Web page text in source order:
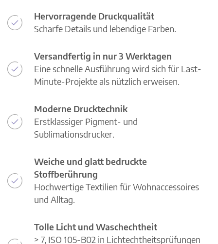
Hervorragende Druckqualität
Scharfe Details und lebendige Farben.
Versandfertig in nur 3 Werktagen
Eine schnelle Ausführung wird sich für Last-
Minute-Projekte als nützlich erweisen.
Moderne Drucktechnik
Erstklassiger Pigment- und
Sublimationsdrucker.
Weiche und glatt bedruckte
Stoffberührung
Hochwertige Textilien für Wohnaccessoires
und Alltag.
Tolle Licht und Waschechtheit
> 7, ISO 105-B02 in Lichtechtheitsprüfungen